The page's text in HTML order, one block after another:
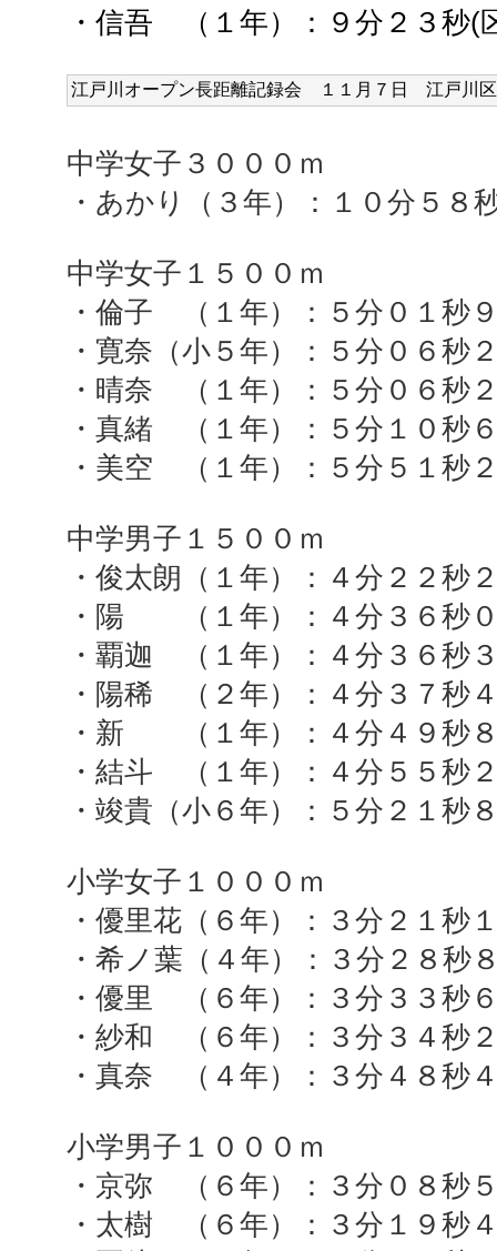
・信吾 （１年）：９分２３秒(
江戸川オープン長距離記録会 １１ 月７日 江戸川区
中学女子３０００ｍ
・あかり（３年）：１０分５８
中学女子１５００ｍ
・倫子 （１年）：５分０１秒
・寛奈（小５年）：５分０６秒
・晴奈 （１年）：５分０６秒
・真緒 （１年）：５分１０秒
・美空 （１年）：５分５１秒
中学男子１５００ｍ
・俊太朗（１年）：４分２２秒
・陽 （１年）：４分３６秒
・覇迦 （１年）：４分３６秒
・陽稀 （２年）：４分３７秒
・新 （１年）：４分４９秒
・結斗 （１年）：４分５５秒
・竣貴（小６年）：５分２１秒
小学女子１０００ｍ
・優里花（６年）：３分２１秒
・希ノ葉（４年）：３分２８秒
・優里 （６年）：３分３３秒
・紗和 （６年）：３分３４秒
・真奈 （４年）：３分４８秒
小学男子１０００ｍ
・京弥 （６年）：３分０８秒
・太樹 （６年）：３分１９秒